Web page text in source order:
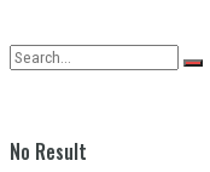
No Result